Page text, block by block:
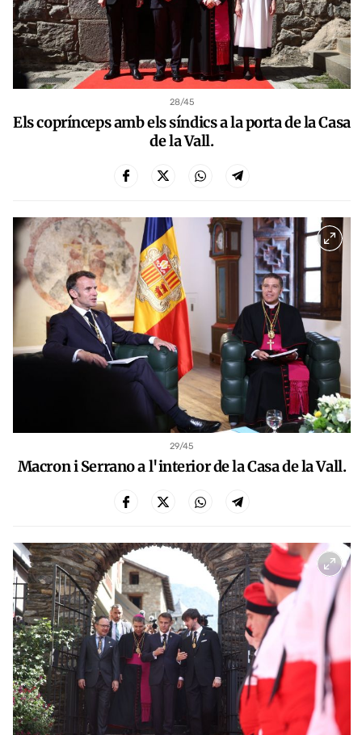
28/45
Els coprínceps amb els síndics a la porta de la Casa
de la Vall.
29/45
Macron i Serrano a l'interior de la Casa de la Vall.